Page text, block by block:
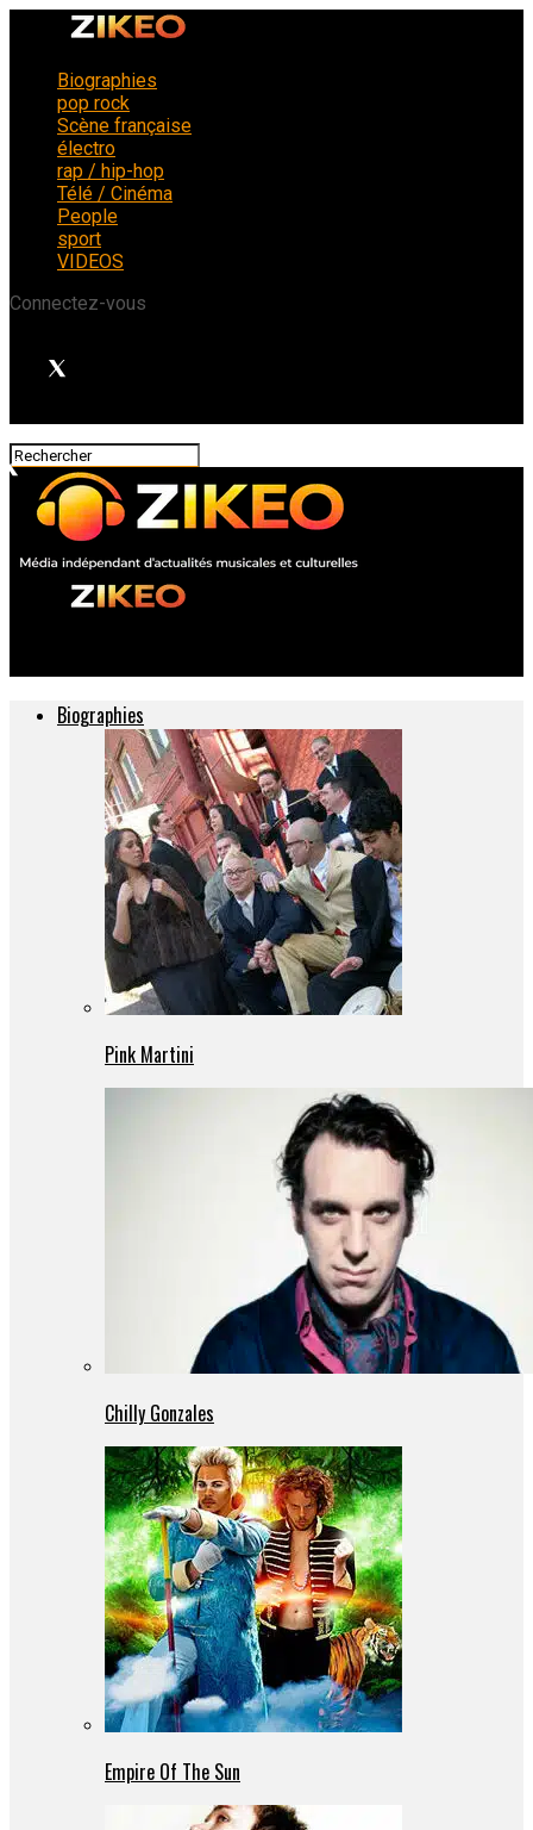
Biographies
pop rock
Scène française
électro
rap / hip-hop
Télé / Cinéma
People
sport
VIDEOS
Connectez-vous
Biographies
Pink Martini
Chilly Gonzales
Empire Of The Sun